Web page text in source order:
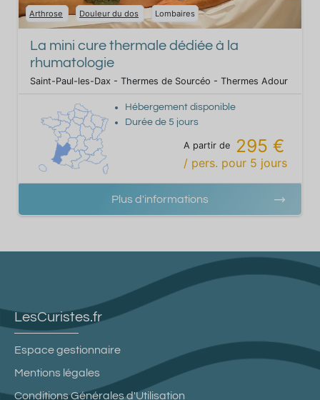
Arthrose Douleur du dos Lombaires
La mini cure thermale dédiée à la
rhumatologie
Saint-Paul-les-Dax - Thermes de Sourcéo - Thermes Adour
Hébergement disponible
Durée de 5 jours
A partir de 295 €
/ pers. pour 5 jours
Plus d'informations
LesCuristes.fr
Espace gestionnaire
Mentions légales
Conditions Générales d'Utilisation